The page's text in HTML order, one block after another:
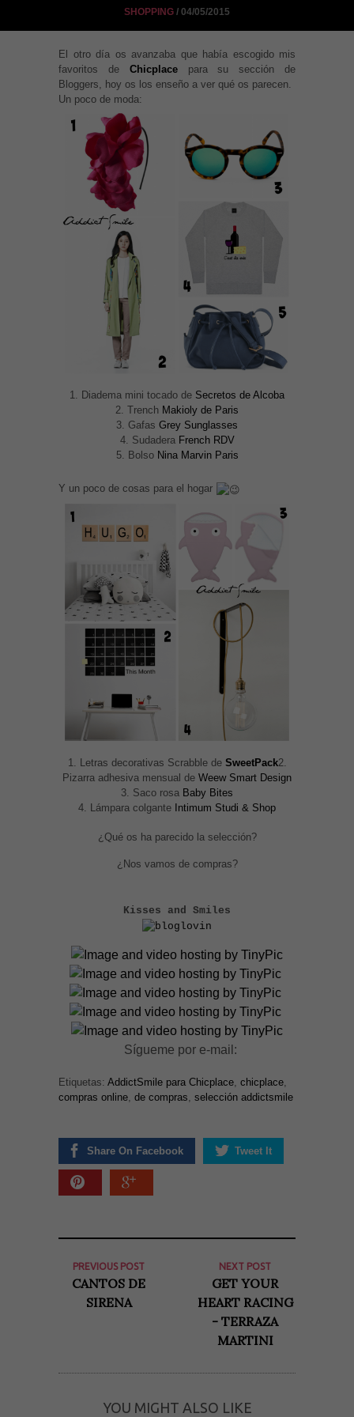
SHOPPING / 04/05/2015
El otro día os avanzaba que había escogido mis
favoritos de Chicplace para su sección de
Bloggers, hoy os los enseño a ver qué os parecen.
Un poco de moda:
1. Diadema mini tocado de Secretos de Alcoba
2. Trench Makioly de Paris
3. Gafas Grey Sunglasses
4. Sudadera French RDV
5. Bolso Nina Marvin Paris
Y un poco de cosas para el hogar
1. Letras decorativas Scrabble de SweetPack2.
Pizarra adhesiva mensual de Weew Smart Design
3. Saco rosa Baby Bites
4. Lámpara colgante Intimum Studi & Shop
¿Qué os ha parecido la selección?
¿Nos vamos de compras?
Kisses and Smiles
Sígueme por e-mail:
Etiquetas: AddictSmile para Chicplace chicplace
compras online de compras selección addictsmile
Share On Facebook Tweet It
PREVIOUS POST
CANTOS DE
SIRENA
NEXT POST
GET YOUR
HEART RACING
- TERRAZA
MARTINI
YOU MIGHT ALSO LIKE